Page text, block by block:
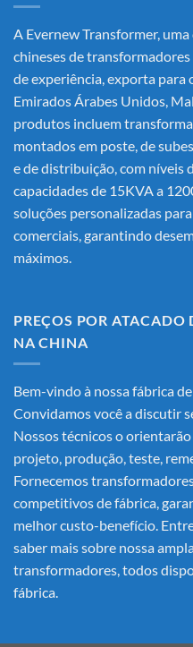
A Evernew Transformer,
chineses de
de experiência, exporta para
Emirados Árabes Unidos,
produtos incluem
montados em poste, de
e de distribuição, com níveis
capacidades de 15KVA a
soluções personalizadas
comerciais, garantindo
máximos.
PREÇOS POR ATACADO
NA CHINA
Bem-vindo à nossa fábrica
Convidamos você a discutir
Nossos técnicos o
projeto, produção, teste,
Fornecemos
competitivos de fábrica,
melhor custo-benefício.
saber mais sobre nossa
transformadores, todos
fábrica.